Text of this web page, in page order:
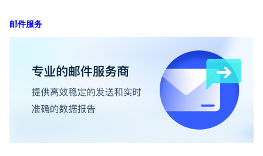
邮件服务